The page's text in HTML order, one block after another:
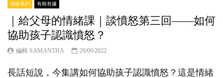
情緒系列 有根有據
｜給父母的情緒課｜談憤怒第三回——如何
協助孩子認識憤怒？
編輯 SAMANTHA 20/09/2022
長話短說，今集講如何協助孩子認識憤怒？這是情緒